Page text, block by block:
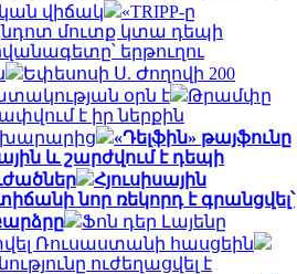
վիճակ
«TRIPP-ը
մուտք կտա դեպի
երթուղու
Եփեսոսի Ս. Ժողովի 200
օրն է
Թրամփը
է իր ներքին
«Դելֆին» թայֆունը
և շարժվում է դեպի
Հյուսիսային
նոր ռեկորդ է գրանցվել՝
Ֆոն դեր Լայենը
Ռուսաստանի հասցեին
ուժեղացվել է